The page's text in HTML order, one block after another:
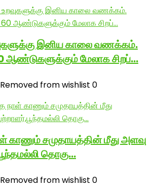
இனிய காலை வணக்கம்.
மேலாக சிறப்…
Removed from wishlist 0
காணும் சமுதாயத்தின் மீது அளவு
தொகு…
Removed from wishlist 0